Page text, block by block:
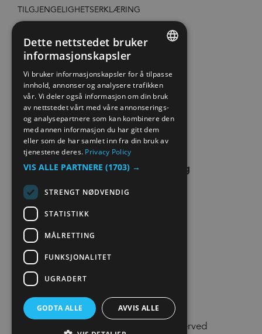
TILGJENGELIGHETSERKLÆRING
PERSONVERN & COOKIES
EXTRANET
KONTAKT OSS
© Visit Lillehammer 2026. All Rights Reserved
NORWEGIAN
GERMAN
Dette nettstedet bruker
informasjonskapsler
Vi bruker informasjonskapsler for å tilpasse
innhold, annonser og analysere trafikken
vår. Vi deler også informasjon om din bruk
av nettstedet vårt med våre annonserings-
og analysepartnere som kan kombinere den
med annen informasjon du har gitt dem
eller som de har samlet inn fra din bruk av
tjenestene deres. Privacy Policy
VIS ALLE PARTNERE (1703) →
STRENGT NØDVENDIG
STATISTIKK
MÅLRETTING
FUNKSJONALITET
UGRADERT
GODTA ALLE AVVIS ALLE